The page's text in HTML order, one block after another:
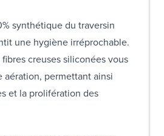
synthétique du traversin
une hygiène irréprochable.
creuses siliconées vous
aération, permettant ainsi
et la prolifération des